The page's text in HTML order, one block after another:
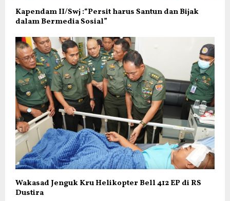
Kapendam II/Swj :“Persit harus Santun dan Bijak
dalam Bermedia Sosial”
Wakasad Jenguk Kru Helikopter Bell 412 EP di RS
Dustira